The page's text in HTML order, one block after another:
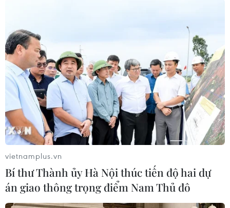
(Vietnam+)
vietnamplus.vn
Bí thư Thành ủy Hà Nội thúc tiến độ hai dự
án giao thông trọng điểm Nam Thủ đô